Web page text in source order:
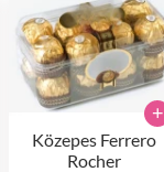
Közepes Ferrero
Rocher
+